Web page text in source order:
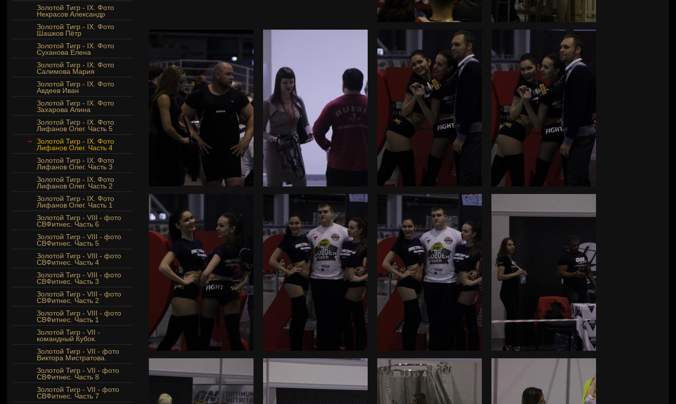
Золотой Тигр - IX. Фото
Некрасов Александр
Золотой Тигр - IX. Фото
Шашков Пётр
Золотой Тигр - IX. Фото
Суханова Елена
Золотой Тигр - IX. Фото
Салимова Мария
Золотой Тигр - IX. Фото
Авдеев Иван
Золотой Тигр - IX. Фото
Захарова Алина
Золотой Тигр - IX. Фото
Лифанов Олег. Часть 5
Золотой Тигр - IX. Фото
Лифанов Олег. Часть 4
Золотой Тигр - IX. Фото
Лифанов Олег. Часть 3
Золотой Тигр - IX. Фото
Лифанов Олег. Часть 2
Золотой Тигр - IX. Фото
Лифанов Олег. Часть 1
Золотой Тигр - VIII - фото
СВФитнес. Часть 6
Золотой Тигр - VIII - фото
СВФитнес. Часть 5
Золотой Тигр - VIII - фото
СВФитнес. Часть 4
Золотой Тигр - VIII - фото
СВФитнес. Часть 3
Золотой Тигр - VIII - фото
СВФитнес. Часть 2
Золотой Тигр - VIII - фото
СВФитнес. Часть 1
Золотой Тигр - VII -
командный Кубок.
Золотой Тигр - VII - фото
Виктора Мистратова.
Золотой Тигр - VII - фото
СВФитнес. Часть 8
Золотой Тигр - VII - фото
СВФитнес. Часть 7